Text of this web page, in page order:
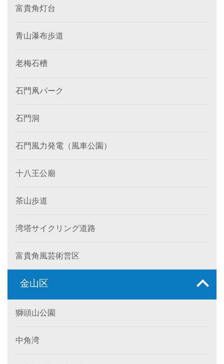
富貴角灯台
青山瀑布歩道
老梅石槽
石門凧パーク
石門洞
石門風力発電（風車公園）
十八王公廟
茶山歩道
湾塔サイクリング道路
富貴角風芸術営区
金山区
獅頭山公園
中角湾